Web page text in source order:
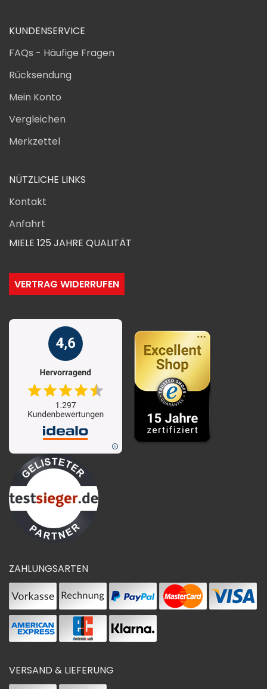
KUNDENSERVICE
FAQs - Häufige Fragen
Rücksendung
Mein Konto
Vergleichen
Merkzettel
NÜTZLICHE LINKS
Kontakt
Anfahrt
MIELE 125 JAHRE QUALITÄT
VERTRAG WIDERRUFEN
ZAHLUNGSARTEN
VERSAND & LIEFERUNG